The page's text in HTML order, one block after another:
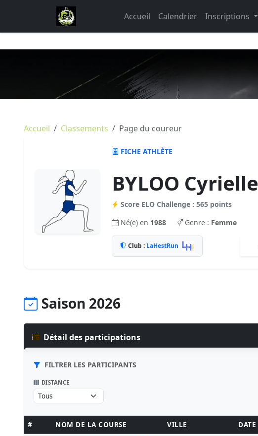
Accueil Calendrier Inscriptions
Accueil Classements Page du coureur
FICHE ATHLÈTE
BYLOO Cyrielle
Score ELO Challenge : 565 points
Né(e) en 1988 Genre : Femme
Club : LaHestRun
Saison 2026
Détail des participations
FILTRER LES PARTICIPANTS
DISTANCE
# NOM DE LA COURSE VILLE DATE